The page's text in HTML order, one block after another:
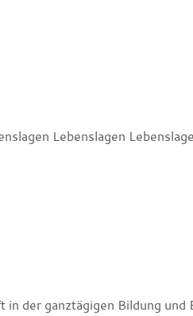
Lebenslagen
der ganztägigen Bildung und